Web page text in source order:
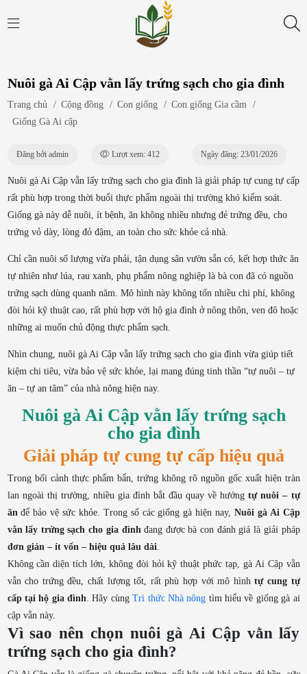
Nuôi gà Ai Cập vằn lấy trứng sạch cho gia đình
Trang chủ / Cộng đồng / Con giống / Con giống Gia cầm
/
Giống Gà Ai cập
Đăng bởi admin Lượt xem: 412 Ngày đăng: 23/01/2026
Nuôi gà Ai Cập vằn lấy trứng sạch cho gia đình là giải pháp tự cung tự cấp
rất phù hợp trong thời buổi thực phẩm ngoài thị trường khó kiểm soát.
Giống gà này dễ nuôi, ít bệnh, ăn không nhiều nhưng đẻ trứng đều, cho
trứng vỏ dày, lòng đỏ đậm, an toàn cho sức khỏe cả nhà.
Chỉ cần nuôi số lượng vừa phải, tận dụng sân vườn sẵn có, kết hợp thức ăn
tự nhiên như lúa, rau xanh, phụ phẩm nông nghiệp là bà con đã có nguồn
trứng sạch dùng quanh năm. Mô hình này không tốn nhiều chi phí, không
đòi hỏi kỹ thuật cao, rất phù hợp với hộ gia đình ở nông thôn, ven đô hoặc
những ai muốn chủ động thực phẩm sạch.
Nhìn chung, nuôi gà Ai Cập vằn lấy trứng sạch cho gia đình vừa giúp tiết
kiệm chi tiêu, vừa bảo vệ sức khỏe, lại mang đúng tinh thần “tự nuôi – tự
ăn – tự an tâm” của nhà nông hiện nay.
Nuôi gà Ai Cập vằn lấy trứng sạch
cho gia đình
Giải pháp tự cung tự cấp hiệu quả
Trong bối cảnh thực phẩm bẩn, trứng không rõ nguồn gốc xuất hiện tràn
lan ngoài thị trường, nhiều gia đình bắt đầu quay về hướngtự nuôi – tự
ănđể bảo vệ sức khỏe. Trong số các giống gà hiện nay, Nuôi gà Ai Cập
vằn lấy trứng sạch cho gia đìnhđang được bà con đánh giá là giải pháp
đơn giản – ít vốn – hiệu quả lâu dài.
Không cần diện tích lớn, không đòi hỏi kỹ thuật phức tạp, gà Ai Cập vằn
vẫn cho trứng đều, chất lượng tốt, rất phù hợp với mô hìnhtự cung tự
cấp tại hộ gia đình. Hãy cùngTri thức Nhà nông tìm hiểu về giống gà ai
cập vằn này.
Vì sao nên chọn nuôi gà Ai Cập vằn lấy
trứng sạch cho gia đình?